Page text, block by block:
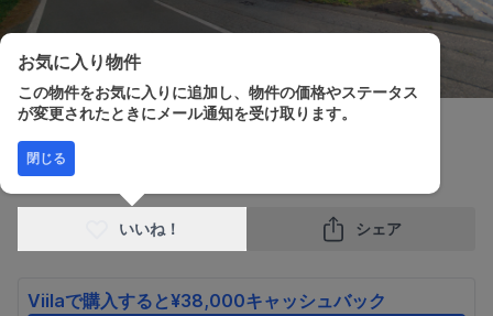
販売価格
¥38,000,000
いいね！ シェア
Viilaで購入すると¥38,000キャッシュバック
お気に入り物件
この物件をお気に入りに追加し、物件の価格やステータス
が変更されたときにメール通知を受け取ります。
閉じる